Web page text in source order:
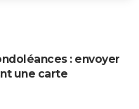
: envoyer
une carte